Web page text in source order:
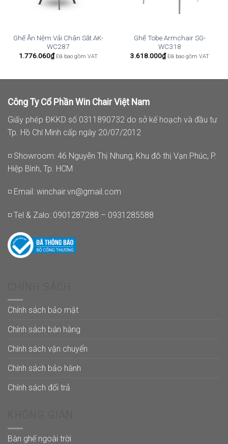
Ghế Ăn Nệm Vải Chân Sắt AK-
WC287
1.776.060₫ Đã bao gồm VAT
Ghế Tobe Armchair SG-
WC318
3.618.000₫ Đã bao gồm VAT
Công Ty Cổ Phần Win Chair Việt Nam
Giấy phép ĐKKD số 0311890732 do sở kế hoạch và đầu tư
Tp. Hồ Chí Minh cấp ngày 20/07/2012
◽ Showroom: 46 Nguyễn Thị Nhung, Khu đô thị Vạn Phúc, P.
Hiệp Bình, Tp. HCM
◽ Email: winchair.vn@gmail.com
◽ Tel & Zalo: 0901287288 – 0931285588
Chính sách bảo mật
Chính sách bán hàng
Chính sách vận chuyển
Chính sách bảo hành
Chính sách đổi trả
Bàn ghế ngoài trời